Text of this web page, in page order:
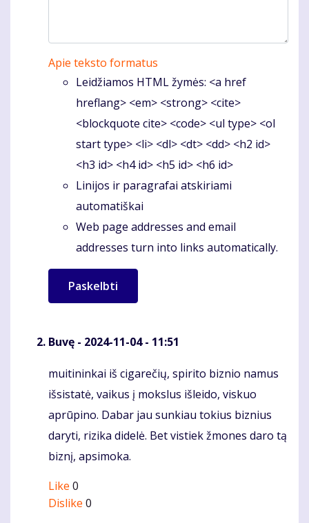
Apie teksto formatus
Leidžiamos HTML žymės: <a href
hreflang> <em> <strong> <cite>
<blockquote cite> <code> <ul type> <ol
start type> <li> <dl> <dt> <dd> <h2 id>
<h3 id> <h4 id> <h5 id> <h6 id>
Linijos ir paragrafai atskiriami
automatiškai
Web page addresses and email
addresses turn into links automatically.
Buvę - 2024-11-04 - 11:51
Komentaras
muitininkai iš cigarečių, spirito biznio namus
išsistatė, vaikus į mokslus išleido, viskuo
aprūpino. Dabar jau sunkiau tokius biznius
daryti, rizika didelė. Bet vistiek žmones daro tą
biznį, apsimoka.
Like 0
Dislike 0